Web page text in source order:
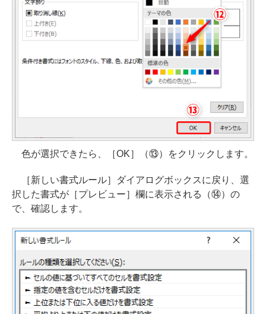
色が選択できたら、［OK］（⑬）をクリックします。
［新しい書式ルール］ダイアログボックスに戻り、選
択した書式が［プレビュー］欄に表示される（⑭）の
で、確認します。